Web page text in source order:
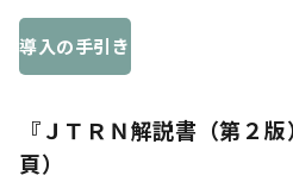
導入の手引き
『ＪＴＲＮ解説書（第２
頁）